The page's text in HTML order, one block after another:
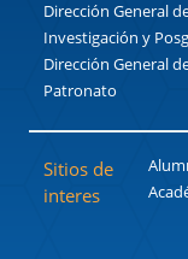
Dirección General
Investigación y
Dirección General
Patronato
Sitios de
interes